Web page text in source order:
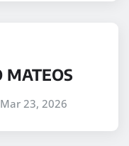
MATEOS
Mar 23, 2026